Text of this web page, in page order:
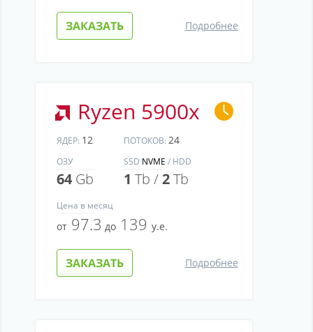
ЗАКАЗАТЬ Подробнее
Ryzen 5900x
ЯДЕР: 12 ПОТОКОВ: 24
ОЗУ
64Gb
SSD NVME / HDD
1 Tb /2Tb
Цена в месяц
от97.3 до139 у.е.
ЗАКАЗАТЬ Подробнее